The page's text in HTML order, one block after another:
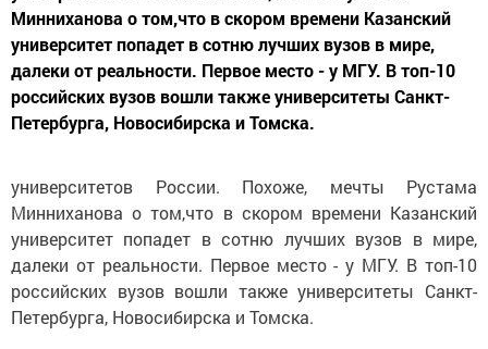
Минниханова о том,что в скором времени Казанский
университет попадет в сотню лучших вузов в мире,
далеки от реальности. Первое место - у МГУ. В топ-10
российских вузов вошли также университеты Санкт-
Петербурга, Новосибирска и Томска.
университетов России. Похоже, мечты Рустама
Минниханова о том,что в скором времени Казанский
университет попадет в сотню лучших вузов в мире,
далеки от реальности. Первое место - у МГУ. В топ-10
российских вузов вошли также университеты Санкт-
Петербурга, Новосибирска и Томска.